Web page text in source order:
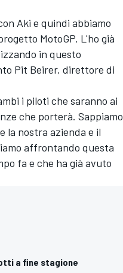
Aki e quindi abbiamo
MotoGP. L'ho già
in questo
Pit Beirer, direttore di
i piloti che saranno ai
che porterà. Sappiamo
la nostra azienda e il
affrontando questa
fa e che ha già avuto
a fine stagione